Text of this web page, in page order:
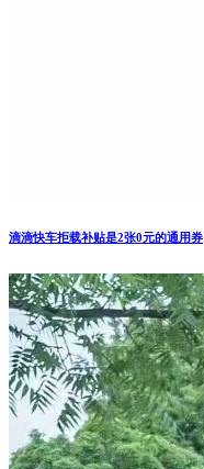
滴滴快车拒载补贴是2张0元的通用券